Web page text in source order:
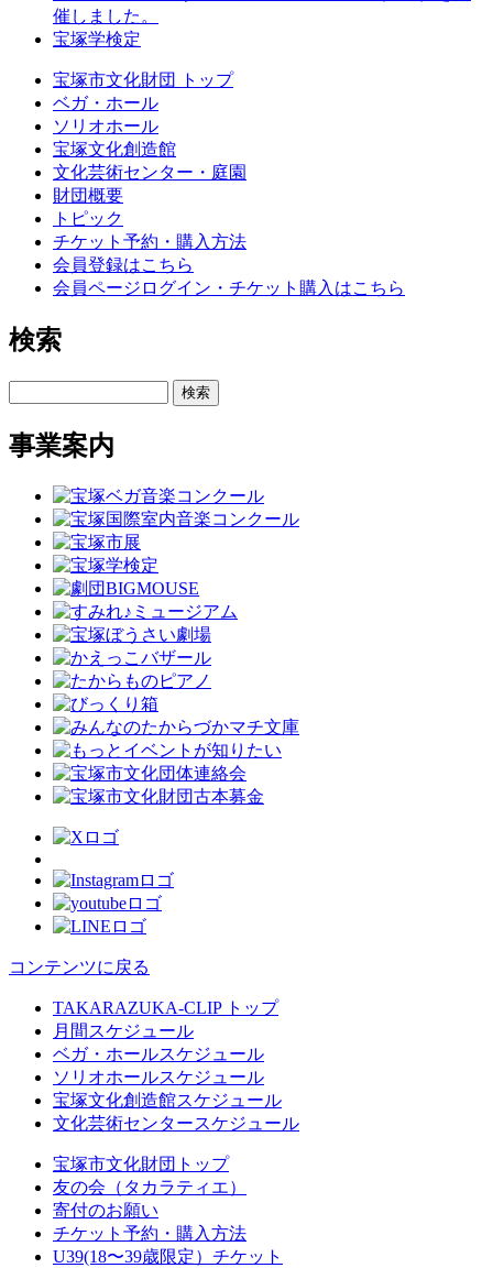
催しました。
宝塚学検定
宝塚市文化財団 トップ
ベガ・ホール
ソリオホール
宝塚文化創造館
文化芸術センター・庭園
財団概要
トピック
チケット予約・購入方法
会員登録はこちら
会員ページログイン・チケット購入はこちら
検索
検索
事業案内
コンテンツに戻る
TAKARAZUKA-CLIP トップ
月間スケジュール
ベガ・ホールスケジュール
ソリオホールスケジュール
宝塚文化創造館スケジュール
文化芸術センタースケジュール
宝塚市文化財団トップ
友の会（タカラティエ）
寄付のお願い
チケット予約・購入方法
U39(18〜39歳限定）チケット